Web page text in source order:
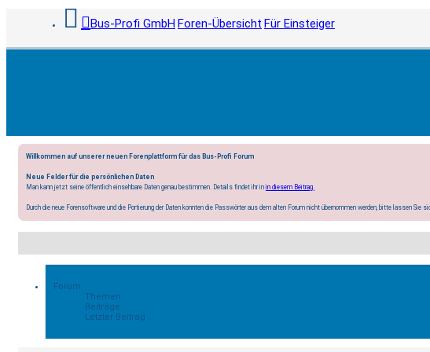
Bus-Profi GmbH Foren-Übersicht Für Einsteiger
Willkommen auf unserer neuen Forenplattform für das Bus-Profi Forum
Neue Felder für die persönlichen Daten
Man kann jetzt seine öffentlich einsehbare Daten genau bestimmen. Details findet ihr inin diesem Beitrag.
Durch die neue Forensoftware und die Portierung der Daten konnten die Passwörter aus dem alten Forum nicht übernommen werden, bitte lassen Sie
Forum
Themen
Beiträge
Letzter Beitrag